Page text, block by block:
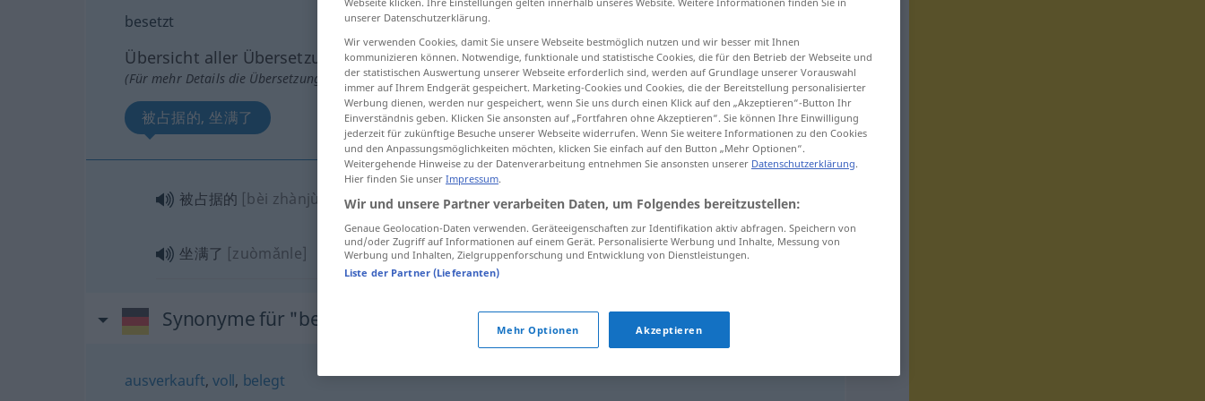
besetzt
Übersicht aller Übersetzungen
(Für mehr Details die Übersetzung anklicken/antippen)
被占据的, 坐满了
被占据的 [bèi zhànjùde] besetzt
坐满了 [zuòmǎnle] besetzt Bus usw
Synonyme für "besetzt"
ausverkauft, voll, belegt
unserer Datenschutzerklärung.
Wir verwenden Cookies, damit Sie unsere Webseite bestmöglich nutzen und wir besser mit Ihnen
kommunizieren können. Notwendige, funktionale und statistische Cookies, die für den Betrieb der Webseite und
der statistischen Auswertung unserer Webseite erforderlich sind, werden auf Grundlage unserer Vorauswahl
immer auf Ihrem Endgerät gespeichert. Marketing-Cookies und Cookies, die der Bereitstellung personalisierter
Werbung dienen, werden nur gespeichert, wenn Sie uns durch einen Klick auf den „Akzeptieren“-Button Ihr
Einverständnis geben. Klicken Sie ansonsten auf „Fortfahren ohne Akzeptieren“. Sie können Ihre Einwilligung
jederzeit für zukünftige Besuche unserer Webseite widerrufen. Wenn Sie weitere Informationen zu den Cookies
und den Anpassungsmöglichkeiten möchten, klicken Sie einfach auf den Button „Mehr Optionen“.
Weitergehende Hinweise zu der Datenverarbeitung entnehmen Sie ansonsten unserer Datenschutzerklärung.
Hier finden Sie unser Impressum.
Wir und unsere Partner verarbeiten Daten, um Folgendes bereitzustellen:
Genaue Geolocation-Daten verwenden. Geräteeigenschaften zur Identifikation aktiv abfragen. Speichern von
und/oder Zugriff auf Informationen auf einem Gerät. Personalisierte Werbung und Inhalte, Messung von
Werbung und Inhalten, Zielgruppenforschung und Entwicklung von Dienstleistungen.
Liste der Partner (Lieferanten)
Mehr Optionen Akzeptieren